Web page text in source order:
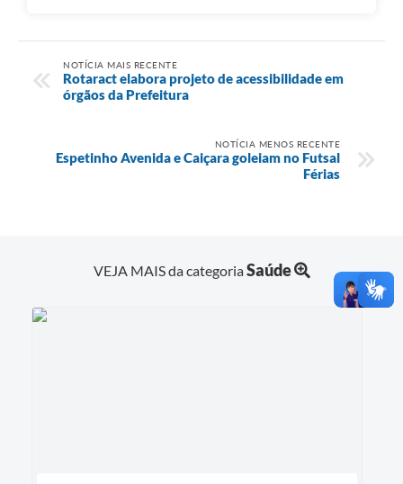
NOTÍCIA MAIS RECENTE
Rotaract elabora projeto de acessibilidade em
órgãos da Prefeitura
NOTÍCIA MENOS RECENTE
Espetinho Avenida e Caiçara goleiam no Futsal
Férias
VEJA MAIS da categoriaSaúde